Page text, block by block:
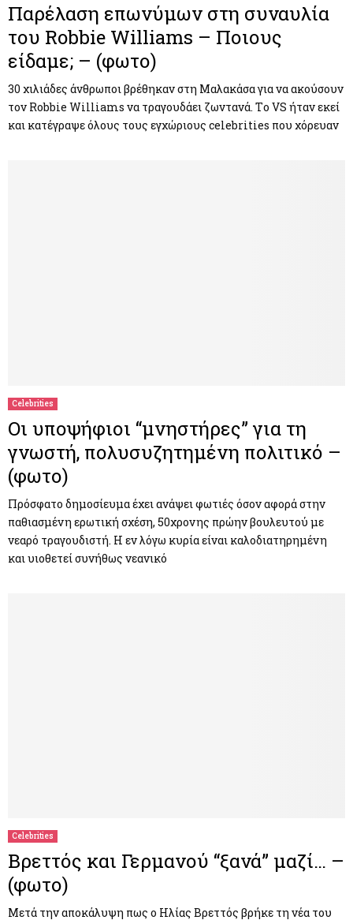
Παρέλαση επωνύμων στη συναυλία
του Robbie Williams – Ποιους
είδαμε; – (φωτο)
30 χιλιάδες άνθρωποι βρέθηκαν στη Μαλακάσα για να ακούσουν
τον Robbie Williams να τραγουδάει ζωντανά. Τo VS ήταν εκεί
και κατέγραψε όλους τους εγχώριους celebrities που χόρευαν
Celebrities
Οι υποψήφιοι “μνηστήρες” για τη
γνωστή, πολυσυζητημένη πολιτικό –
(φωτο)
Πρόσφατο δημοσίευμα έχει ανάψει φωτιές όσον αφορά στην
παθιασμένη ερωτική σχέση, 50χρονης πρώην βουλευτού με
νεαρό τραγουδιστή. Η εν λόγω κυρία είναι καλοδιατηρημένη
και υιοθετεί συνήθως νεανικό
Celebrities
Βρεττός και Γερμανού “ξανά” μαζί… –
(φωτο)
Μετά την αποκάλυψη πως ο Ηλίας Βρεττός βρήκε τη νέα του